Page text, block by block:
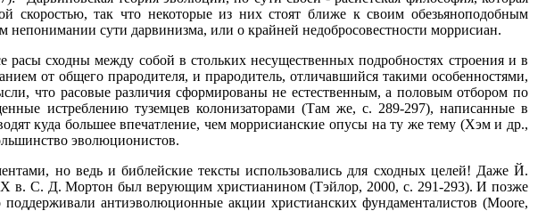
так что некоторые из них стоят ближе к своим обезьяноподобным
сути дарвинизма, или о крайней недобросовестности моррисиан.
сходны между собой в стольких несущественных подробностях строения и в
от общего прародителя, и прародитель, отличавшийся такими особенностями,
что расовые различия сформированы не естественным, а половым отбором по
истреблению туземцев колонизаторами (Там же, с. 289-297), написанные в
куда большее впечатление, чем моррисианские опусы на ту же тему (Хэм и др.,
эволюционистов.
но ведь и библейские тексты использовались для сходных целей! Даже Й.
в. С. Д. Мортон был верующим христианином (Тэйлор, 2000, с. 291-293). И позже
антиэволюционные акции христианских фундаменталистов (Moore,